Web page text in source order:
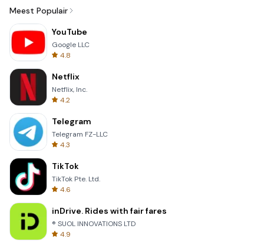
Meest Populair
YouTube
Google LLC
4.8
Netflix
Netflix, Inc.
4.2
Telegram
Telegram FZ-LLC
4.3
TikTok
TikTok Pte. Ltd.
4.6
inDrive. Rides with fair fares
® SUOL INNOVATIONS LTD
4.9